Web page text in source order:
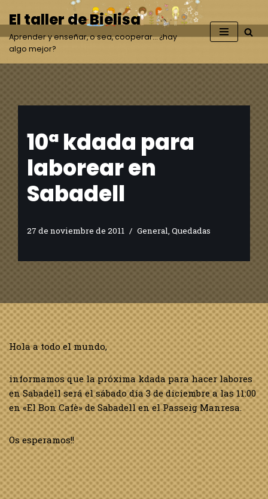
Saltar
al
contenido
El taller de Bielisa
Aprender y enseñar, o sea, cooperar… ¿hay
algo mejor?
10ª kdada para
laborear en
Sabadell
27 de noviembre de 2011 General, Quedadas
Hola a todo el mundo,
informamos que la próxima kdada para hacer labores
en Sabadell será el sábado día 3 de diciembre a las 11:00
en «El Bon Cafè» de Sabadell en el Passeig Manresa.
Os esperamos!!